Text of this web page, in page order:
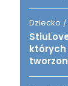
Dziecko /